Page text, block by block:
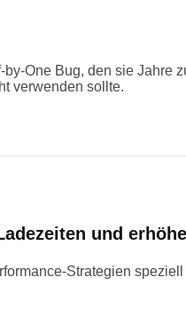
One Bug, den sie Jahre
verwenden sollte.
und
Strategien